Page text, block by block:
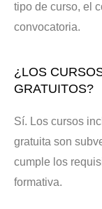
tipo de curso, el
convocatoria.
¿LOS
GRATUITOS?
Sí. Los cursos
gratuita son
cumple los
formativa.